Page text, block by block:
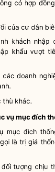
có hợp
của cư dân
khách nhập
khẩu vượt
các doanh
thù khác.
vụ mục đích
mục đích
là trị giá
tượng chịu